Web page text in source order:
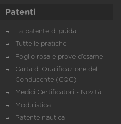
Patenti
La patente di guida
Tutte le pratiche
Foglio rosa e prove d’esame
Carta di Qualificazione del
Conducente (CQC)
Medici Certificatori - Novità
Modulistica
Patente nautica